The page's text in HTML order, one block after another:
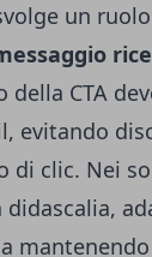
un
CTA
evitando
clic. Nei